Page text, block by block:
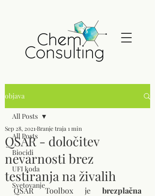
objava
All Posts
Biocidi
UFI koda
Svetovanje
All Posts
QSAR - določitev
nevarnosti brez
testiranja na živalih
Sep 28, 2021 Branje traja 1 min
QSAR Toolbox je brezplačna